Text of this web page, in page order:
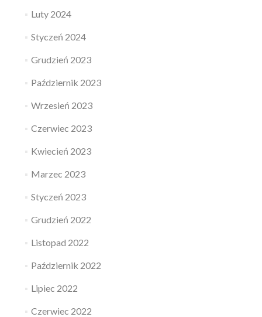
Luty 2024
Styczeń 2024
Grudzień 2023
Październik 2023
Wrzesień 2023
Czerwiec 2023
Kwiecień 2023
Marzec 2023
Styczeń 2023
Grudzień 2022
Listopad 2022
Październik 2022
Lipiec 2022
Czerwiec 2022